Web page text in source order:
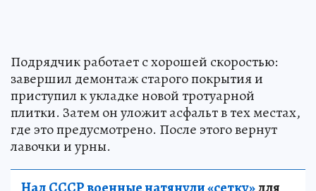
Подрядчик работает с хорошей скоростью:
завершил демонтаж старого покрытия и
приступил к укладке новой тротуарной
плитки. Затем он уложит асфальт в тех местах,
где это предусмотрено. После этого вернут
лавочки и урны.